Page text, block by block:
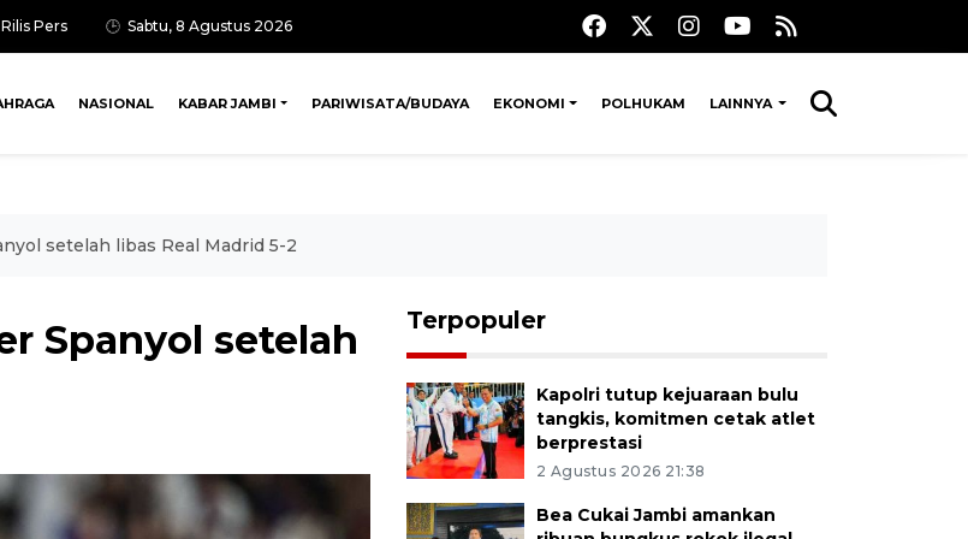
Rilis Pers Sabtu, 8 Agustus 2026
NASIONAL KABAR JAMBI PARIWISATA/BUDAYA EKONOMI POLHUKAM LAINNYA
setelah libas Real Madrid 5-2
Spanyol setelah
Terpopuler
Kapolri tutup kejuaraan bulu
tangkis, komitmen cetak atlet
berprestasi
2 Agustus 2026 21:38
Bea Cukai Jambi amankan